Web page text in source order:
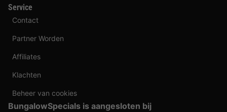
Service
Contact
Partner Worden
Affiliates
Klachten
Beheer van cookies
BungalowSpecials is aangesloten bij